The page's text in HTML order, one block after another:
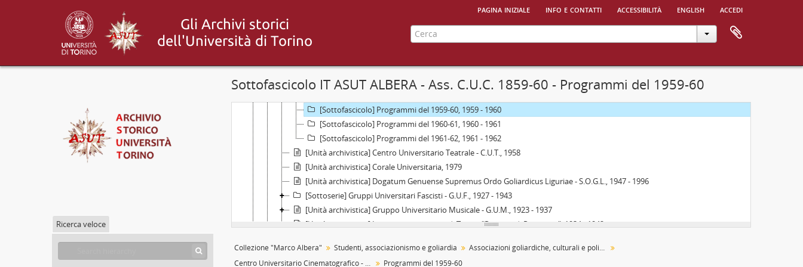
pagina iniziale info e contatti accessibilità english accedi
Ricerca veloce
Sottofascicolo IT ASUT ALBERA - Ass. C.U.C. 1859-60 - Programmi del 1959-60
[Sottoserie] Associazione Universitaria Torinese - A.U.T., poi Associazione Torinese Universitaria - A.T.U., 1890 - 1922
[Unità archivistica] Cine Club Universitario, 1950 - 1955
[Unità archivistica] Centro Universitario Cinematografico - C.U.C., 1954 - 1962
[Sottofascicolo] Programmi del 1955-56, 1956
[Sottofascicolo] Programmi del 1957-58, 1957 - 1958
[Sottofascicolo] Programmi del 1959-60, 1959 - 1960
[Sottofascicolo] Programmi del 1960-61, 1960 - 1961
[Sottofascicolo] Programmi del 1961-62, 1961 - 1962
[Unità archivistica] Centro Universitario Teatrale - C.U.T., 1958
[Unità archivistica] Corale Universitaria, 1979
[Unità archivistica] Dogatum Genuense Supremus Ordo Goliardicus Liguriae - S.O.G.L., 1947 - 1996
[Sottoserie] Gruppi Universitari Fascisti - G.U.F., 1927 - 1943
[Unità archivistica] Gruppo Universitario Musicale - G.U.M., 1923 - 1937
[Unità archivistica] Legione universitaria di Torino "Principe di Piemonte", 1934 - 1942
[Unità archivistica] Summus Taroccorum Ordo Taurinensis, 1977 - 1986
Collezione "Marco Albera" Studenti, associazionismo e goliardia
Associazioni goliardiche, culturali e politiche
Centro Universitario Cinematografico - C.U.C.
Programmi del 1959-60